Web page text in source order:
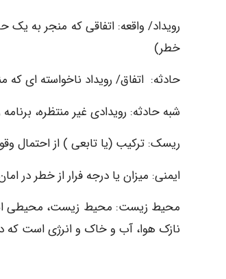
رویداد/ واقعه: اتفاقی که منجر به
خطر)
حادثه: اتفاق/ رویداد ناخواسته ای
شبه حادثه: رویدادی غیر منتظره،
ریسک: ترکیب (یا تابعی ) از احتمال
ایمنی: میزان یا درجه فرار از خطر در
محیط زیست: محیط زیست، محیطی است
نازک هوا، آب و خاک و انرژی است که